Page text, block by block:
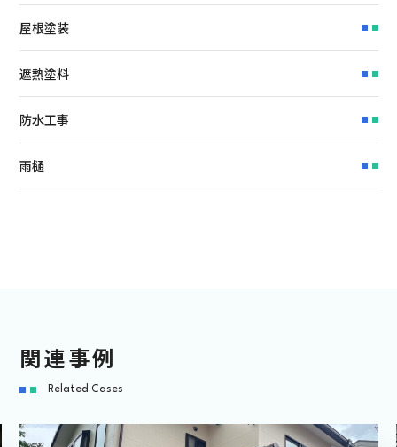
屋根塗装
遮熱塗料
防水工事
雨樋
関連事例
Related Cases